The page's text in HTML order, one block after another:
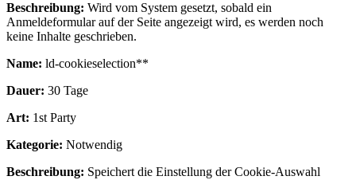
Beschreibung: Wird vom System gesetzt, sobald ein
Anmeldeformular auf der Seite angezeigt wird, es werden noch
keine Inhalte geschrieben.
Name: ld-cookieselection**
Dauer: 30 Tage
Art: 1st Party
Kategorie: Notwendig
Beschreibung: Speichert die Einstellung der Cookie-Auswahl